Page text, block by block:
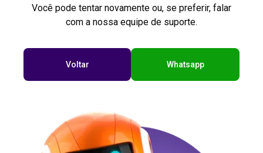
Você pode tentar novamente ou, se preferir, falar
com a nossa equipe de suporte.
Voltar Whatsapp